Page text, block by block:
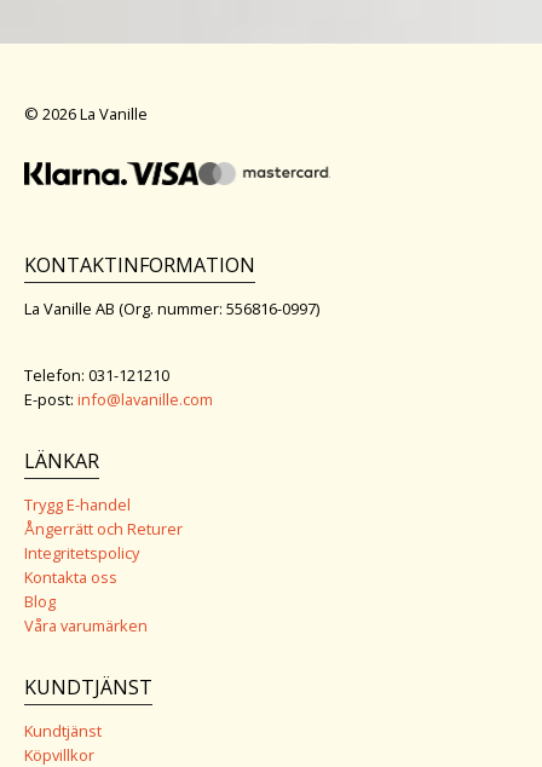
© 2026 La Vanille
KONTAKTINFORMATION
La Vanille AB (Org. nummer: 556816-0997)
Telefon: 031-121210
E-post: info@lavanille.com
LÄNKAR
Trygg E-handel
Ångerrätt och Returer
Integritetspolicy
Kontakta oss
Blog
Våra varumärken
KUNDTJÄNST
Kundtjänst
Köpvillkor